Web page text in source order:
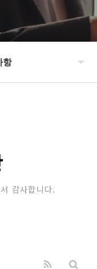
항
리
감사합니다.